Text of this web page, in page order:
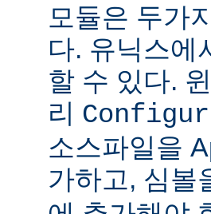
모듈은 두가
다. 유닉스에
할 수 있다.
리
소스파일을
가하고, 심볼